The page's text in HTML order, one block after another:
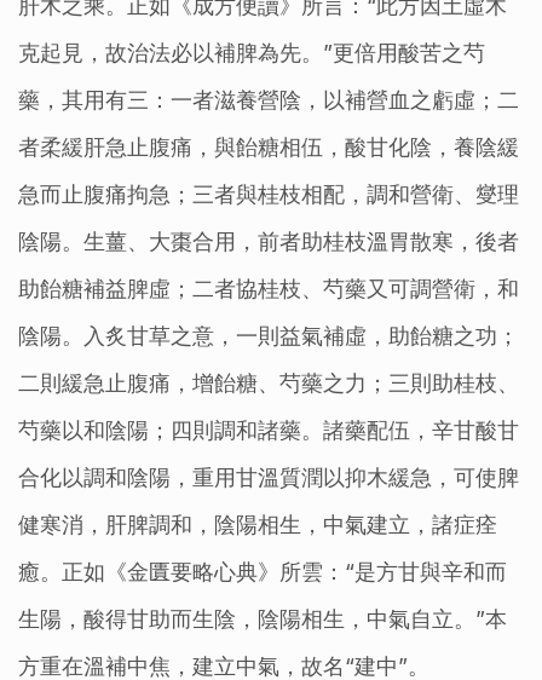
肝木之乘。正如《成方便讀》所言：“此方因土虛木
克起見，故治法必以補脾為先。”更倍用酸苦之芍
藥，其用有三：一者滋養營陰，以補營血之虧虛；二
者柔緩肝急止腹痛，與飴糖相伍，酸甘化陰，養陰緩
急而止腹痛拘急；三者與桂枝相配，調和營衛、燮理
陰陽。生薑、大棗合用，前者助桂枝溫胃散寒，後者
助飴糖補益脾虛；二者協桂枝、芍藥又可調營衛，和
陰陽。入炙甘草之意，一則益氣補虛，助飴糖之功；
二則緩急止腹痛，增飴糖、芍藥之力；三則助桂枝、
芍藥以和陰陽；四則調和諸藥。諸藥配伍，辛甘酸甘
合化以調和陰陽，重用甘溫質潤以抑木緩急，可使脾
健寒消，肝脾調和，陰陽相生，中氣建立，諸症痊
癒。正如《金匱要略心典》所雲：“是方甘與辛和而
生陽，酸得甘助而生陰，陰陽相生，中氣自立。”本
方重在溫補中焦，建立中氣，故名“建中”。